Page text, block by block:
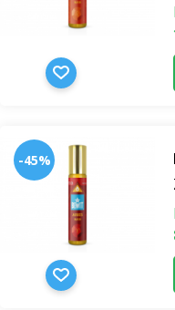
-45%